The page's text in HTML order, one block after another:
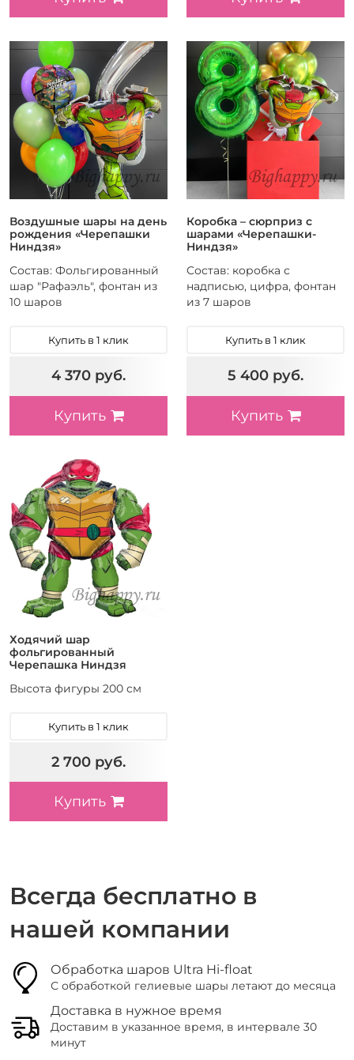
Воздушные шары на день
рождения «Черепашки
Ниндзя»
Состав: Фольгированный
шар "Рафаэль", фонтан из
10 шаров
Купить в 1 клик
4 370 руб.
Купить
Коробка – сюрприз с
шарами «Черепашки-
Ниндзя»
Состав: коробка с
надписью, цифра, фонтан
из 7 шаров
Купить в 1 клик
5 400 руб.
Купить
Ходячий шар
фольгированный
Черепашка Ниндзя
Высота фигуры 200 см
Купить в 1 клик
2 700 руб.
Купить
Всегда бесплатно в
нашей компании
Обработка шаров Ultra Hi-float
С обработкой гелиевые шары летают до месяца
Доставка в нужное время
Доставим в указанное время, в интервале 30
минут